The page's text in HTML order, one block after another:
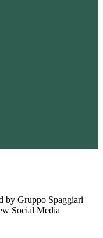
by Gruppo Spaggiari
Social Media